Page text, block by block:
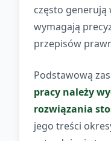
często
wymagają
przepisów
Podstawową
pracy należy
rozwiązania
jego treści